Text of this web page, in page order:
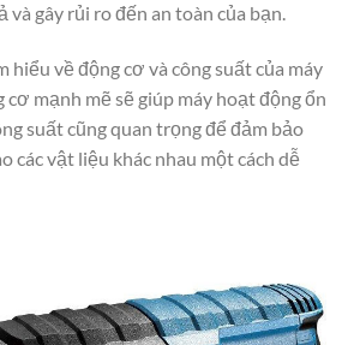
và gây rủi ro đến an toàn của bạn.
hiểu về động cơ và công suất của máy
cơ mạnh mẽ sẽ giúp máy hoạt động ổn
suất cũng quan trọng để đảm bảo
các vật liệu khác nhau một cách dễ